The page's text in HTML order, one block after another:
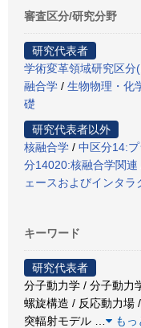
審査区分/研究分野
研究代表者
学術変革領域研究区分
融合学 / 生物物理・化
礎
研究代表者以外
核融合学 / 中区分14:
分14020:核融合学関連
ェースおよびインタラ
キーワード
研究代表者
分子動力学 / 分子動力
螺旋構造 / 反応動力場
突輻射モデル
もっ